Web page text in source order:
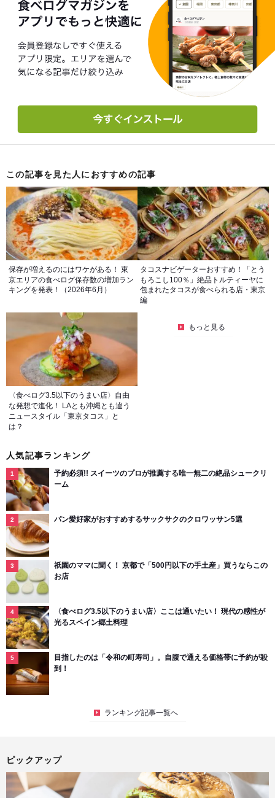
この記事を見た人におすすめの記事
保存が増えるのにはワケがある！ 東
京エリアの食べログ保存数の増加ラン
キングを発表！（2026年6月）
タコスナビゲーターおすすめ！「とう
もろこし100％」絶品トルティーヤに
包まれたタコスが食べられる店・東京
編
〈食べログ3.5以下のうまい店〉自由
な発想で進化！ LAとも沖縄とも違う
ニュースタイル「東京タコス」と
は？
もっと見る
人気記事ランキング
予約必須!! スイーツのプロが推薦する唯一無二の絶品シュークリ
ーム
パン愛好家がおすすめするサックサクのクロワッサン5選
祇園のママに聞く！ 京都で「500円以下の手土産」買うならこの
お店
〈食べログ3.5以下のうまい店〉ここは通いたい！ 現代の感性が
光るスペイン郷土料理
目指したのは「令和の町寿司」。自腹で通える価格帯に予約が殺
到！
ランキング記事一覧へ
ピックアップ